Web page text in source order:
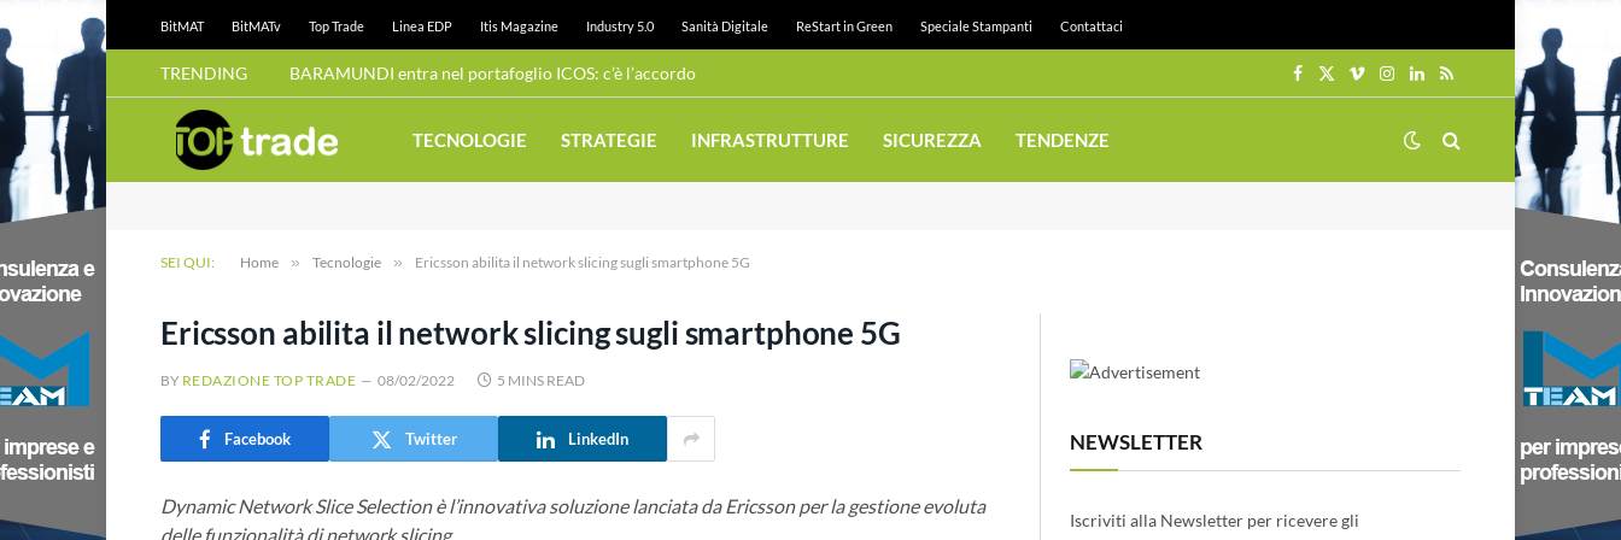
BitMAT BitMATv Top Trade Linea EDP Itis Magazine Industry 5.0 Sanità Digitale ReStart in Green Speciale Stampanti Contattaci
TRENDING BARAMUNDI entra nel portafoglio ICOS: c’è l’accordo
Facebook
X
VimeoInstagram
LinkedIn
RSS
TECNOLOGIE STRATEGIE INFRASTRUTTURE SICUREZZA TENDENZE
SEI QUI: Home » Tecnologie » Ericsson abilita il network slicing sugli smartphone 5G
Ericsson abilita il network slicing sugli smartphone 5G
BY REDAZIONE TOP TRADE 08/02/2022 5 MINS READ
Facebook Twitter LinkedIn
Dynamic Network Slice Selection è l’innovativa soluzione lanciata da Ericsson per la gestione evoluta
delle funzionalità di network slicing
NEWSLETTER
Iscriviti alla Newsletter per ricevere gli